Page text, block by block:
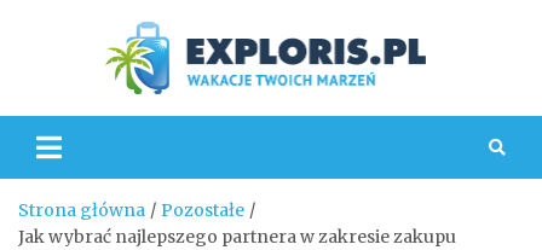
Strona główna
Pozostałe
Jak wybrać najlepszego partnera w zakresie zakupu